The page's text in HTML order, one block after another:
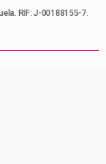
RIF: J-00188155-7.